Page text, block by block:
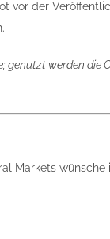
vor der
genutzt werden die
Markets wünsche